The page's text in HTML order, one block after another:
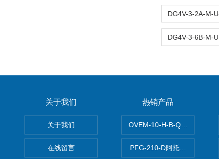
关于我们
关于我们
在线留言
热销产品
OVEM-10-H-B-QO-CE-N-2P
PFG-210-D阿托斯ATOS电